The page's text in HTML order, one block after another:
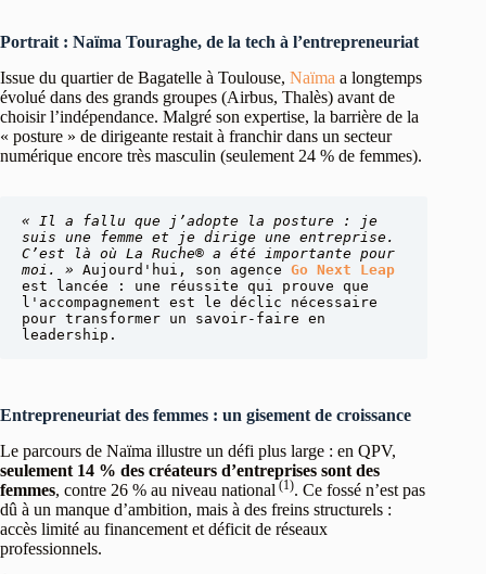
Portrait : Naïma Touraghe, de la tech à l’entrepreneuriat
Issue du quartier de Bagatelle à Toulouse, Naïma a longtemps
évolué dans des grands groupes (Airbus, Thalès) avant de
choisir l’indépendance. Malgré son expertise, la barrière de la
« posture » de dirigeante restait à franchir dans un secteur
numérique encore très masculin (seulement 24 % de femmes).
« Il a fallu que j’adopte la posture : je
suis une femme et je dirige une entreprise.
C’est là où La Ruche® a été importante pour
moi. » Aujourd'hui, son agence Go Next Leap
est lancée : une réussite qui prouve que
l'accompagnement est le déclic nécessaire
pour transformer un savoir-faire en
leadership.
Entrepreneuriat des femmes : un gisement de croissance
Le parcours de Naïma illustre un défi plus large : en QPV,
seulement 14 % des créateurs d’entreprises sont des
femmes, contre 26 % au niveau national (1). Ce fossé n’est pas
dû à un manque d’ambition, mais à des freins structurels :
accès limité au financement et déficit de réseaux
professionnels.